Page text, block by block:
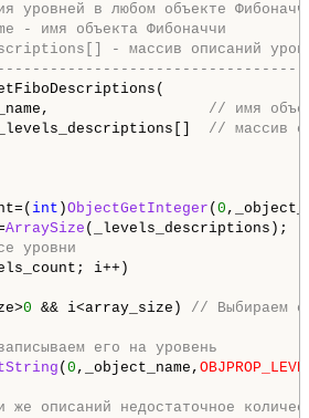
уровней в любом объекте
- имя объекта Фибоначчи
- массив описаний
// имя
// массив
int )ObjectGetInteger ( 0
ArraySize
уровни
i++)
0 && i<array_size) // Выбираем
его на уровень
( 0 ,_object_name,
же описаний недостаточное